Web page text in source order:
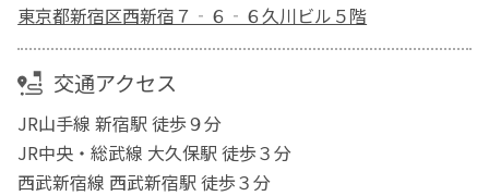
東京都新宿区西新宿７‐６‐６久川ビル５階
交通アクセス
JR山手線 新宿駅 徒歩９分
JR中央・総武線 大久保駅 徒歩３分
西武新宿線 西武新宿駅 徒歩３分